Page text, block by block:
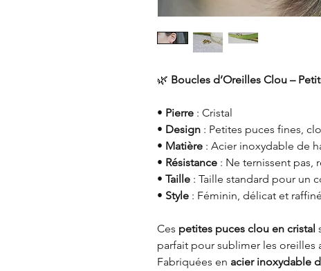
🌿 Boucles d’Oreilles Clou –
• Pierre : Cristal
• Design : Petites puces fines,
• Matière : Acier inoxydable de
• Résistance : Ne ternissent pas,
• Taille : Taille standard pour un
• Style : Féminin, délicat et raffiné
Ces petites puces clou en cristal
parfait pour sublimer les oreilles
Fabriquées en acier inoxydable